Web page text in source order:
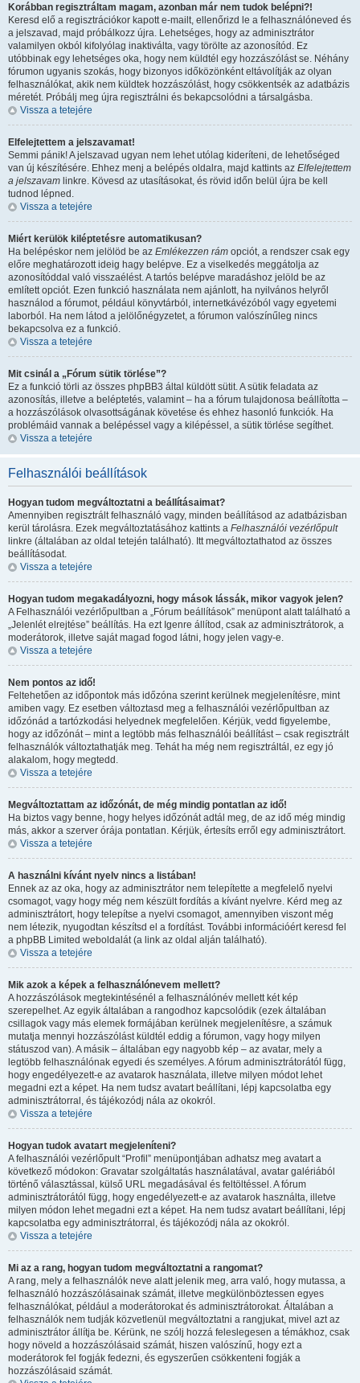
Korábban regisztráltam magam, azonban már nem tudok belépni?!
Keresd elő a regisztrációkor kapott e-mailt, ellenőrizd le a felhasználóneved és
a jelszavad, majd próbálkozz újra. Lehetséges, hogy az adminisztrátor
valamilyen okból kifolyólag inaktiválta, vagy törölte az azonosítód. Ez
utóbbinak egy lehetséges oka, hogy nem küldtél egy hozzászólást se. Néhány
fórumon ugyanis szokás, hogy bizonyos időközönként eltávolítják az olyan
felhasználókat, akik nem küldtek hozzászólást, hogy csökkentsék az adatbázis
méretét. Próbálj meg újra regisztrálni és bekapcsolódni a társalgásba.
Vissza a tetejére
Elfelejtettem a jelszavamat!
Semmi pánik! A jelszavad ugyan nem lehet utólag kideríteni, de lehetőséged
van új készítésére. Ehhez menj a belépés oldalra, majd kattints az Elfelejtettem
a jelszavam linkre. Kövesd az utasításokat, és rövid időn belül újra be kell
tudnod lépned.
Vissza a tetejére
Miért kerülök kiléptetésre automatikusan?
Ha belépéskor nem jelölöd be az Emlékezzen rám opciót, a rendszer csak egy
előre meghatározott ideig hagy belépve. Ez a viselkedés meggátolja az
azonosítóddal való visszaélést. A tartós belépve maradáshoz jelöld be az
említett opciót. Ezen funkció használata nem ajánlott, ha nyilvános helyről
használod a fórumot, például könyvtárból, internetkávézóból vagy egyetemi
laborból. Ha nem látod a jelölőnégyzetet, a fórumon valószínűleg nincs
bekapcsolva ez a funkció.
Vissza a tetejére
Mit csinál a „Fórum sütik törlése”?
Ez a funkció törli az összes phpBB3 által küldött sütit. A sütik feladata az
azonosítás, illetve a beléptetés, valamint – ha a fórum tulajdonosa beállította –
a hozzászólások olvasottságának követése és ehhez hasonló funkciók. Ha
problémáid vannak a belépéssel vagy a kilépéssel, a sütik törlése segíthet.
Vissza a tetejére
Felhasználói beállítások
Hogyan tudom megváltoztatni a beállításaimat?
Amennyiben regisztrált felhasználó vagy, minden beállításod az adatbázisban
kerül tárolásra. Ezek megváltoztatásához kattints a Felhasználói vezérlőpult
linkre (általában az oldal tetején található). Itt megváltoztathatod az összes
beállításodat.
Vissza a tetejére
Hogyan tudom megakadályozni, hogy mások lássák, mikor vagyok jelen?
A Felhasználói vezérlőpultban a „Fórum beállítások” menüpont alatt található a
„Jelenlét elrejtése” beállítás. Ha ezt Igenre állítod, csak az adminisztrátorok, a
moderátorok, illetve saját magad fogod látni, hogy jelen vagy-e.
Vissza a tetejére
Nem pontos az idő!
Feltehetően az időpontok más időzóna szerint kerülnek megjelenítésre, mint
amiben vagy. Ez esetben változtasd meg a felhasználói vezérlőpultban az
időzónád a tartózkodási helyednek megfelelően. Kérjük, vedd figyelembe,
hogy az időzónát – mint a legtöbb más felhasználói beállítást – csak regisztrált
felhasználók változtathatják meg. Tehát ha még nem regisztráltál, ez egy jó
alakalom, hogy megtedd.
Vissza a tetejére
Megváltoztattam az időzónát, de még mindig pontatlan az idő!
Ha biztos vagy benne, hogy helyes időzónát adtál meg, de az idő még mindig
más, akkor a szerver órája pontatlan. Kérjük, értesíts erről egy adminisztrátort.
Vissza a tetejére
A használni kívánt nyelv nincs a listában!
Ennek az az oka, hogy az adminisztrátor nem telepítette a megfelelő nyelvi
csomagot, vagy hogy még nem készült fordítás a kívánt nyelvre. Kérd meg az
adminisztrátort, hogy telepítse a nyelvi csomagot, amennyiben viszont még
nem létezik, nyugodtan készítsd el a fordítást. További információért keresd fel
a phpBB Limited weboldalát (a link az oldal alján található).
Vissza a tetejére
Mik azok a képek a felhasználónevem mellett?
A hozzászólások megtekintésénél a felhasználónév mellett két kép
szerepelhet. Az egyik általában a rangodhoz kapcsolódik (ezek általában
csillagok vagy más elemek formájában kerülnek megjelenítésre, a számuk
mutatja mennyi hozzászólást küldtél eddig a fórumon, vagy hogy milyen
státuszod van). A másik – általában egy nagyobb kép – az avatar, mely a
legtöbb felhasználónak egyedi és személyes. A fórum adminisztrátorától függ,
hogy engedélyezett-e az avatarok használata, illetve milyen módot lehet
megadni ezt a képet. Ha nem tudsz avatart beállítani, lépj kapcsolatba egy
adminisztrátorral, és tájékozódj nála az okokról.
Vissza a tetejére
Hogyan tudok avatart megjeleníteni?
A felhasználói vezérlőpult “Profil” menüpontjában adhatsz meg avatart a
következő módokon: Gravatar szolgáltatás használatával, avatar galériából
történő választással, külső URL megadásával és feltöltéssel. A fórum
adminisztrátorától függ, hogy engedélyezett-e az avatarok használta, illetve
milyen módon lehet megadni ezt a képet. Ha nem tudsz avatart beállítani, lépj
kapcsolatba egy adminisztrátorral, és tájékozódj nála az okokról.
Vissza a tetejére
Mi az a rang, hogyan tudom megváltoztatni a rangomat?
A rang, mely a felhasználók neve alatt jelenik meg, arra való, hogy mutassa, a
felhasználó hozzászólásainak számát, illetve megkülönböztessen egyes
felhasználókat, például a moderátorokat és adminisztrátorokat. Általában a
felhasználók nem tudják közvetlenül megváltoztatni a rangjukat, mivel azt az
adminisztrátor állítja be. Kérünk, ne szólj hozzá feleslegesen a témákhoz, csak
hogy növeld a hozzászólásaid számát, hiszen valószínű, hogy ezt a
moderátorok fel fogják fedezni, és egyszerűen csökkenteni fogják a
hozzászólásaid számát.